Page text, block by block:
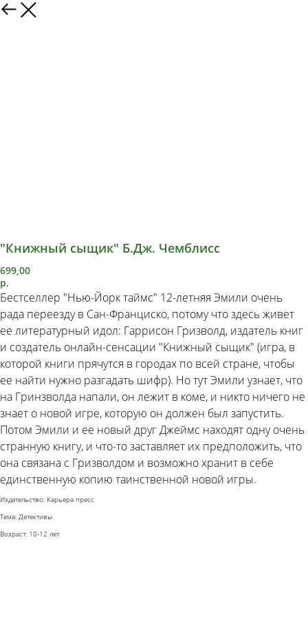
"Книжный сыщик" Б.Дж. Чемблисс
699,00
р.
Бестселлер "Нью-Йорк таймс" 12-летняя Эмили очень
рада переезду в Сан-Франциско, потому что здесь живет
ее литературный идол: Гаррисон Гризволд, издатель книг
и создатель онлайн-сенсации "Книжный сыщик" (игра, в
которой книги прячутся в городах по всей стране, чтобы
ее найти нужно разгадать шифр). Но тут Эмили узнает, что
на Гринзволда напали, он лежит в коме, и никто ничего не
знает о новой игре, которую он должен был запустить.
Потом Эмили и ее новый друг Джеймс находят одну очень
странную книгу, и что-то заставляет их предположить, что
она связана с Гризволдом и возможно хранит в себе
единственную копию таинственной новой игры.
Издательство: Карьера пресс
Тема: Детективы
Возраст: 10-12 лет